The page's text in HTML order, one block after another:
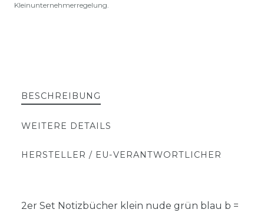
Kleinunternehmerregelung.
BESCHREIBUNG
WEITERE DETAILS
HERSTELLER / EU-VERANTWORTLICHER
2er Set Notizbücher klein nude grün blau b =